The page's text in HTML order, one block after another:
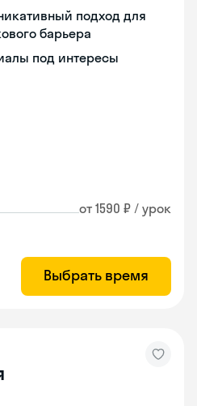
подход для
барьера
под интересы
от 1590 ₽ / урок
Выбрать время